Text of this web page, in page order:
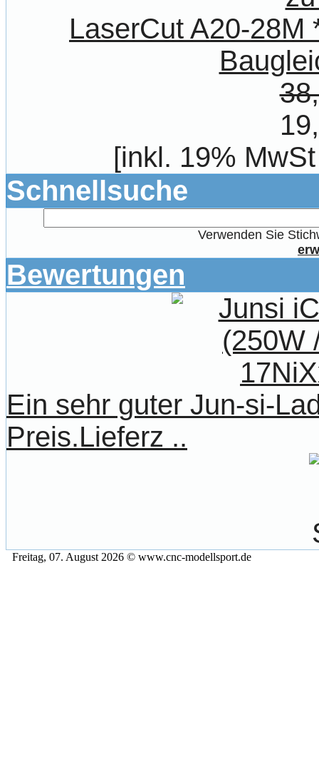
LaserCut A20-
[inkl. 19%
Schnellsuche
Verwenden Sie
Bewertungen
Ein sehr guter Jun-si-
Preis.Lieferz ..
Freitag, 07. August 2026 © www.cnc-modellsport.de